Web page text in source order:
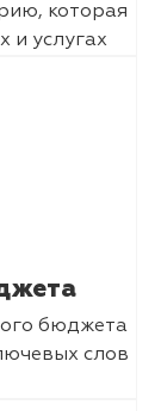
которая
и услугах
бюджета
слов